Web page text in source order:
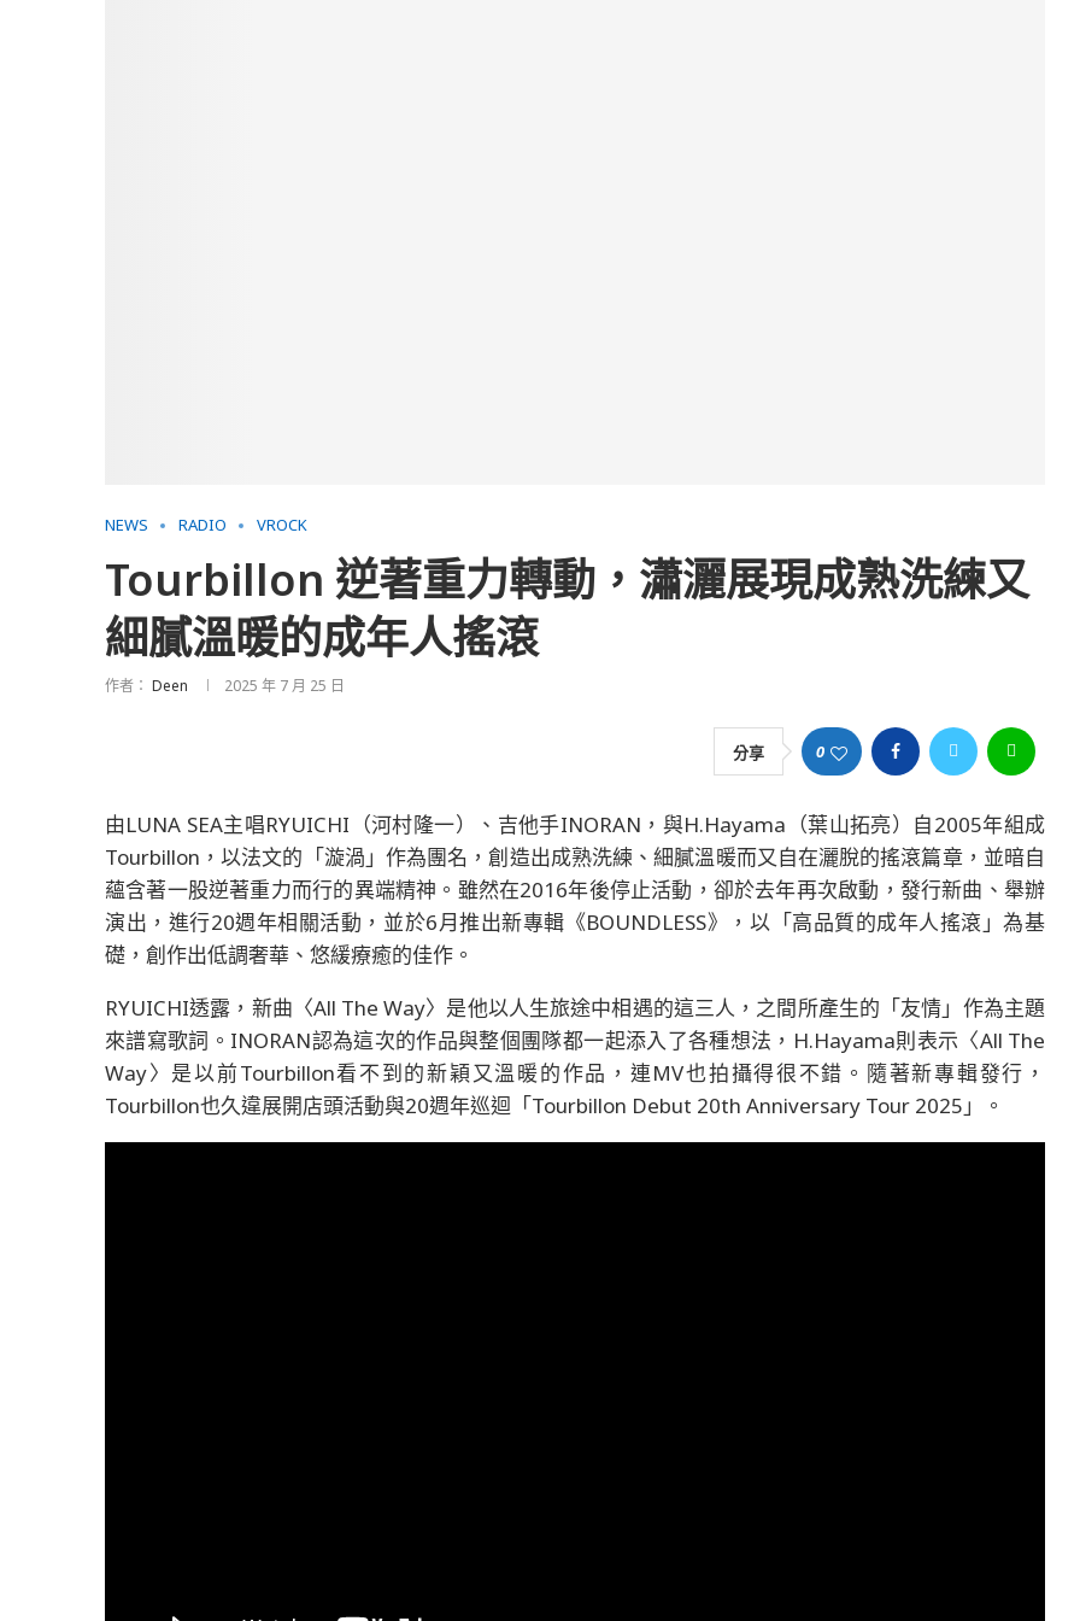
NEWS RADIO VROCK
Tourbillon 逆著重力轉動，瀟灑展現成熟洗練又
細膩溫暖的成年人搖滾
作者： Deen 2025 年 7 月 25 日
分享 0
由LUNA SEA主唱RYUICHI（河村隆一）、吉他手INORAN，與H.Hayama（葉山拓亮）自2005年組成
Tourbillon，以法文的「漩渦」作為團名，創造出成熟洗練、細膩溫暖而又自在灑脫的搖滾篇章，並暗自
蘊含著一股逆著重力而行的異端精神。雖然在2016年後停止活動，卻於去年再次啟動，發行新曲、舉辦
演出，進行20週年相關活動，並於6月推出新專輯《BOUNDLESS》，以「高品質的成年人搖滾」為基
礎，創作出低調奢華、悠緩療癒的佳作。
RYUICHI透露，新曲〈All The Way〉是他以人生旅途中相遇的這三人，之間所產生的「友情」作為主題
來譜寫歌詞。INORAN認為這次的作品與整個團隊都一起添入了各種想法，H.Hayama則表示〈All The
Way〉是以前Tourbillon看不到的新穎又溫暖的作品，連MV也拍攝得很不錯。隨著新專輯發行，
Tourbillon也久違展開店頭活動與20週年巡迴「Tourbillon Debut 20th Anniversary Tour 2025」。